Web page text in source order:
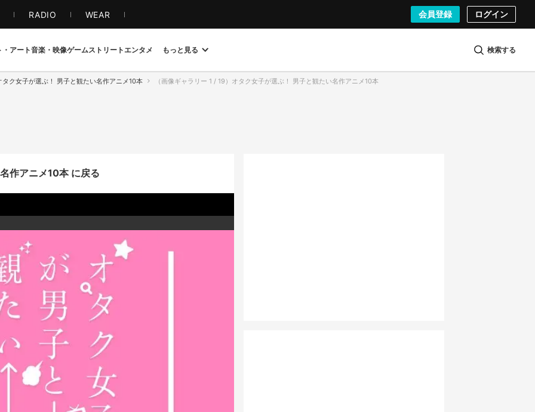
RADIO WEAR 会員登録 ログイン
アート音楽・映像ゲームストリート エンタメ もっと見る 検索する
タク女子が選ぶ！ 男子と観たい名作アニメ10本 （画像ギャラリー 1 / 19）オタク女子が選ぶ！ 男子と観たい名作アニメ10本
作アニメ10本 に戻る